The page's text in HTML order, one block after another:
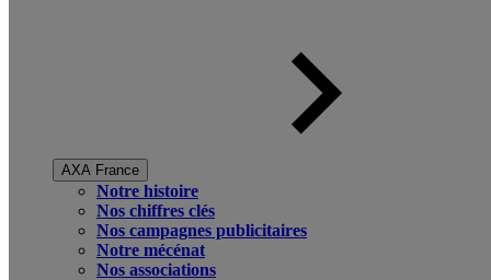
AXA France
Notre histoire
Nos chiffres clés
Nos campagnes publicitaires
Notre mécénat
Nos associations